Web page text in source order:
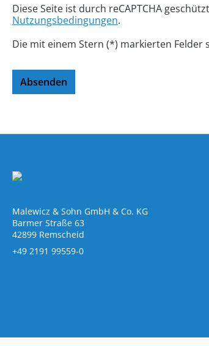
Diese Seite ist durch reCAPTCHA
Nutzungsbedingungen.
Die mit einem Stern (*) markierten Felder
Absenden
Malewicz & Sohn GmbH & Co. KG
Barmer Straße 63
42899 Remscheid
+49 2191 99559-0